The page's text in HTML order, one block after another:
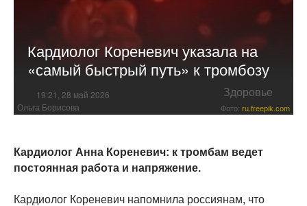
Кардиолог Кореневич указала на
«самый быстрый путь» к тромбозу
19:21, 28 май 2026 Здоровье
Ольга Борисова Фото: ru.freepik.com
Кардиолог Анна Кореневич: к тромбам ведет
постоянная работа и напряжение.
Кардиолог Кореневич напомнила россиянам, что